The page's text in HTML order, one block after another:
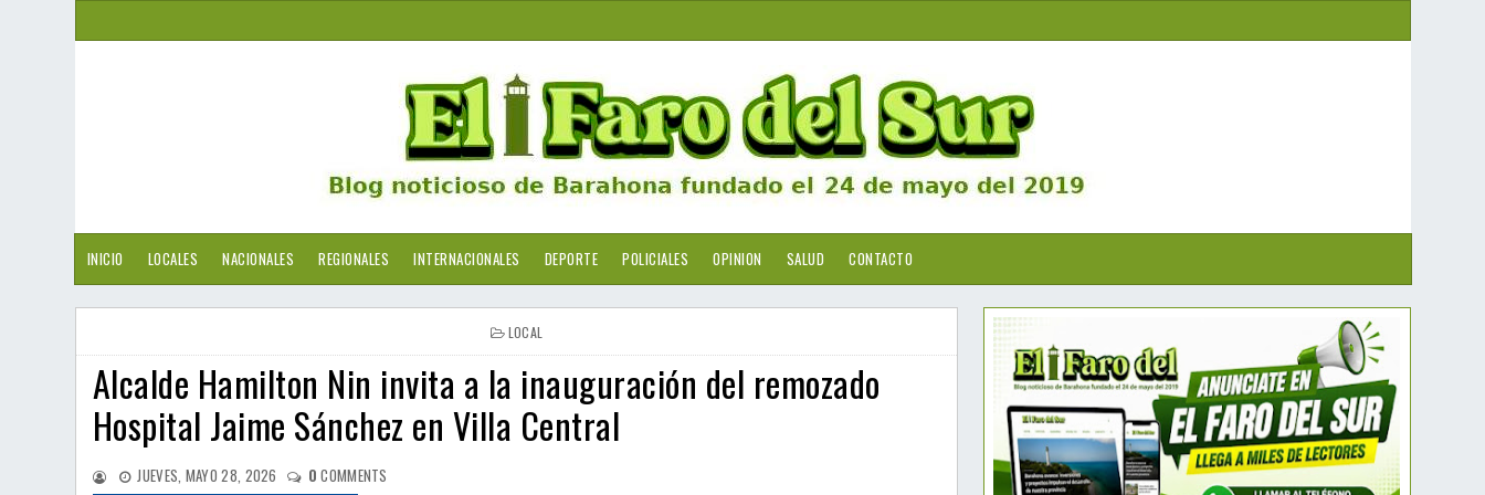
INICIO LOCALES NACIONALES REGIONALES INTERNACIONALES DEPORTE POLICIALES OPINION SALUD CONTACTO
LOCAL
Alcalde Hamilton Nin invita a la inauguración del remozado
Hospital Jaime Sánchez en Villa Central
JUEVES, MAYO 28, 2026 0 COMMENTS